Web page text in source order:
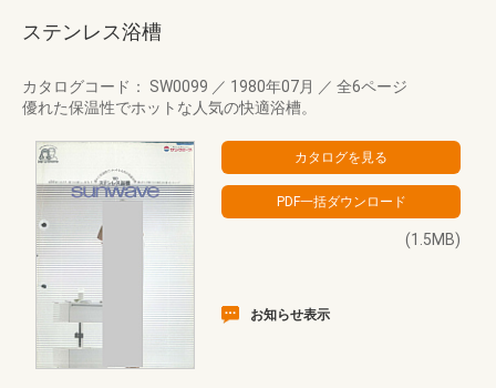
ステンレス浴槽
カタログコード： SW0099 ／ 1980年07月 ／ 全6ページ
優れた保温性でホットな人気の快適浴槽。
(1.5MB)
お知らせ表示